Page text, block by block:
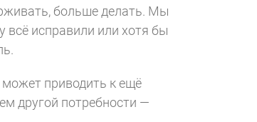
больше делать. Мы
всё исправили или хотя бы
может приводить к ещё
другой потребности —